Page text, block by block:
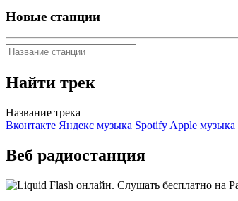
Новые станции
Найти трек
Название трека
Вконтакте Яндекс музыка Spotify Apple музыка
Веб радиостанция